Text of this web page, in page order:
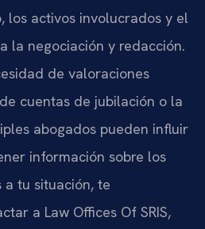
los activos involucrados y el
la negociación y redacción.
de valoraciones
cuentas de jubilación o la
abogados pueden influir
información sobre los
tu situación, te
a Law Offices Of SRIS,